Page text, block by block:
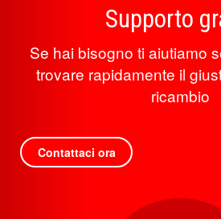
Supporto
Se hai bisogno ti aiutiamo
trovare rapidamente il
ricambio
Contattaci ora